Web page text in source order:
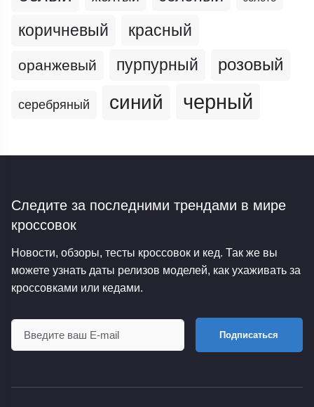
коричневый красный
оранжевый пурпурный розовый
серебряный синий черный
Следите за последними трендами в мире
кроссовок
Новости, обзоры, тесты кроссовок и кед. Так же вы
можете узнать даты релизов моделей, как ухаживать за
кроссовками или кедами.
Подписаться